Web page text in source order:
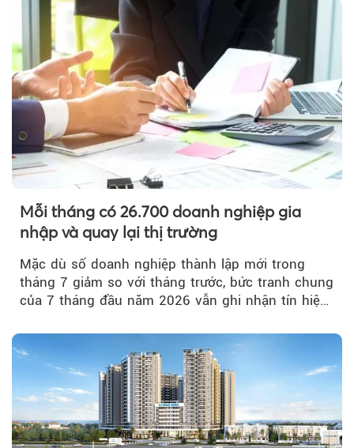
Mỗi tháng có 26.700 doanh nghiệp gia
nhập và quay lại thị trường
Mặc dù số doanh nghiệp thành lập mới trong
tháng 7 giảm so với tháng trước, bức tranh chung
của 7 tháng đầu năm 2026 vẫn ghi nhận tín hiệu